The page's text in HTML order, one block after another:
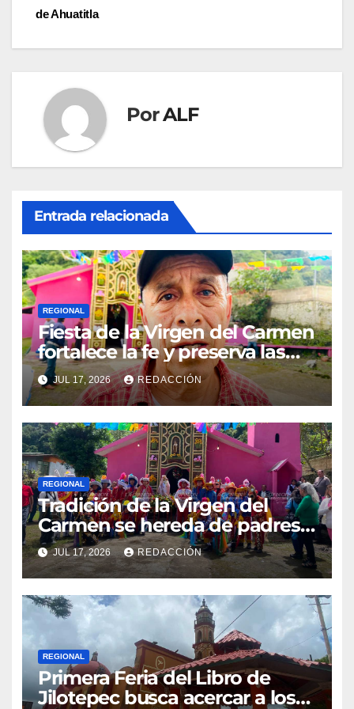
de
entradas
de Ahuatitla
PorALF
Entrada relacionada
REGIONAL
Fiesta de la Virgen del Carmen
fortalece la fe y preserva las
tradiciones en El Esquilón
JUL 17, 2026 REDACCIÓN
REGIONAL
Tradición de la Virgen del
Carmen se hereda de padres a
hijos en El Esquilón, Jilotepec
JUL 17, 2026 REDACCIÓN
REGIONAL
Primera Feria del Libro de
Jilotepec busca acercar a los